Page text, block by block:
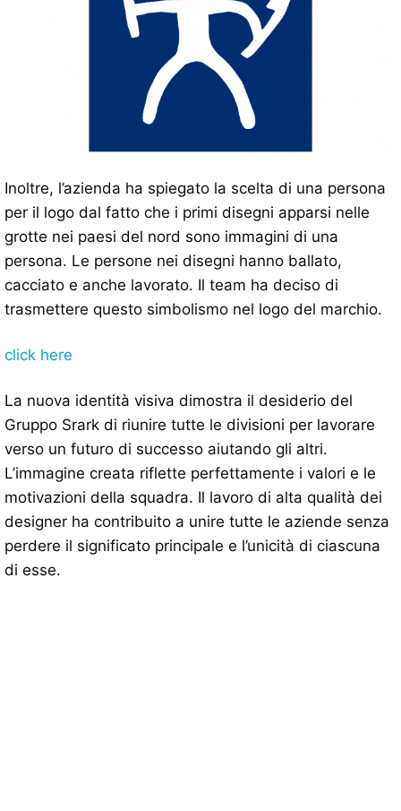
Inoltre, l’azienda ha spiegato la scelta di una persona
per il logo dal fatto che i primi disegni apparsi nelle
grotte nei paesi del nord sono immagini di una
persona. Le persone nei disegni hanno ballato,
cacciato e anche lavorato. Il team ha deciso di
trasmettere questo simbolismo nel logo del marchio.
click here
La nuova identità visiva dimostra il desiderio del
Gruppo Srark di riunire tutte le divisioni per lavorare
verso un futuro di successo aiutando gli altri.
L’immagine creata riflette perfettamente i valori e le
motivazioni della squadra. Il lavoro di alta qualità dei
designer ha contribuito a unire tutte le aziende senza
perdere il significato principale e l’unicità di ciascuna
di esse.